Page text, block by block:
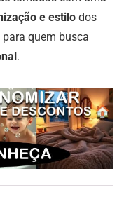
e estilo dos
quem busca
.